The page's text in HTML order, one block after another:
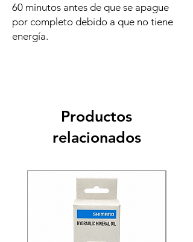
60 minutos antes de que se apague
por completo debido a que no tiene
energía.
Productos
relacionados